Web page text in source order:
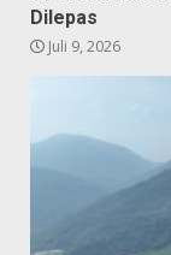
Dilepas
Juli 9, 2026